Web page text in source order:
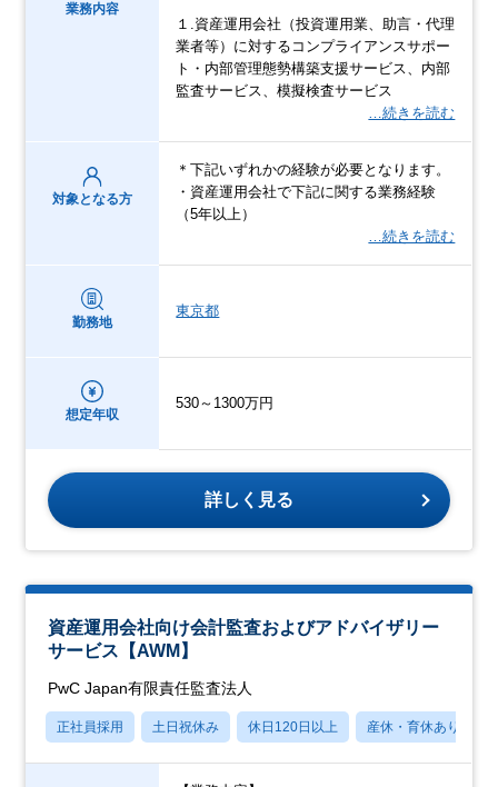
業務内容
１.資産運用会社（投資運用業、助言・代理
業者等）に対するコンプライアンスサポー
ト・内部管理態勢構築支援サービス、内部
監査サービス、模擬検査サービス
…続きを読む
対象となる方
＊下記いずれかの経験が必要となります。
・資産運用会社で下記に関する業務経験
（5年以上）
…続きを読む
勤務地
東京都
想定年収
530～1300万円
詳しく見る
資産運用会社向け会計監査およびアドバイザリー
サービス【AWM】
PwC Japan有限責任監査法人
正社員採用 土日祝休み 休日120日以上 産休・育休あり